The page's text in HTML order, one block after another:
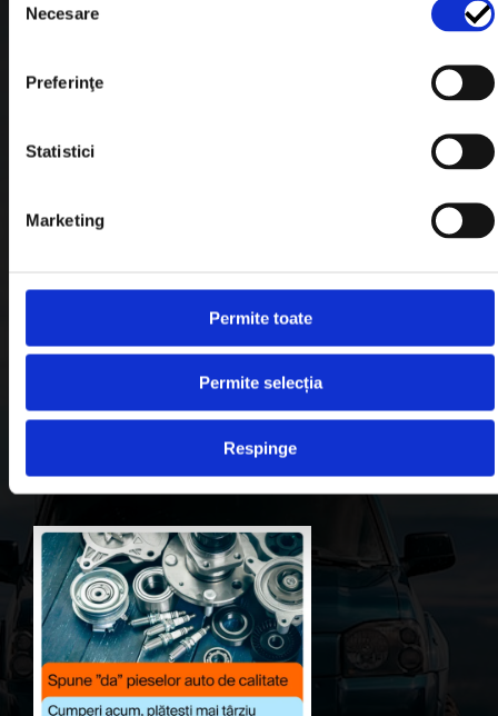
consimțământului
Necesare
Preferinţe
Statistici
Marketing
Permite toate
Permite selecția
Respinge
Politica de Cookies
Plata in Rate
Link-uri rapide
Blog
Favorite